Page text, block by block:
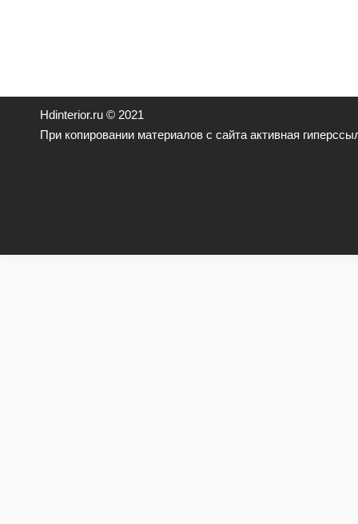
Hdinterior.ru © 2021
При копировании материалов с сайта активная